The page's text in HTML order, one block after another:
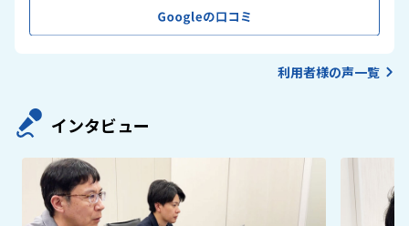
利用者様の声一覧
インタビュー